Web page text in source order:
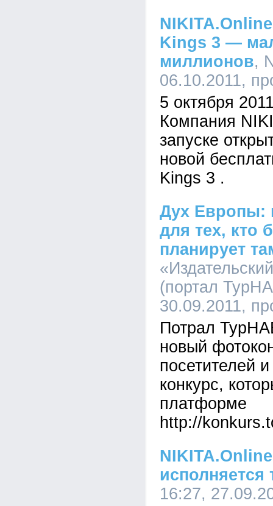
Kings 3 —
миллионов,
06.10.2011,
5 октября
Компания
запуске
новой
Kings 3 .
Дух Европы:
для тех, кто
планирует
(портал
30.09.2011,
Потрал
новый
посетителей
конкурс,
платформе
http://
исполняется
16:27,